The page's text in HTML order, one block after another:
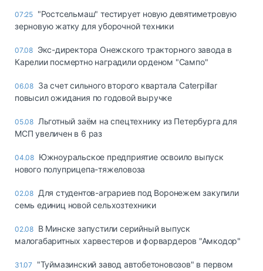
07:25 "Ростсельмаш" тестирует новую девятиметровую
зерновую жатку для уборочной техники
07.08 Экс-директора Онежского тракторного завода в
Карелии посмертно наградили орденом "Сампо"
06.08 За счет сильного второго квартала Caterpillar
повысил ожидания по годовой выручке
05.08 Льготный заём на спецтехнику из Петербурга для
МСП увеличен в 6 раз
04.08 Южноуральское предприятие освоило выпуск
нового полуприцепа-тяжеловоза
02.08 Для студентов-аграриев под Воронежем закупили
семь единиц новой сельхозтехники
02.08 В Минске запустили серийный выпуск
малогабаритных харвестеров и форвардеров "Амкодор"
31.07
"Туймазинский завод автобетоновозов" в первом